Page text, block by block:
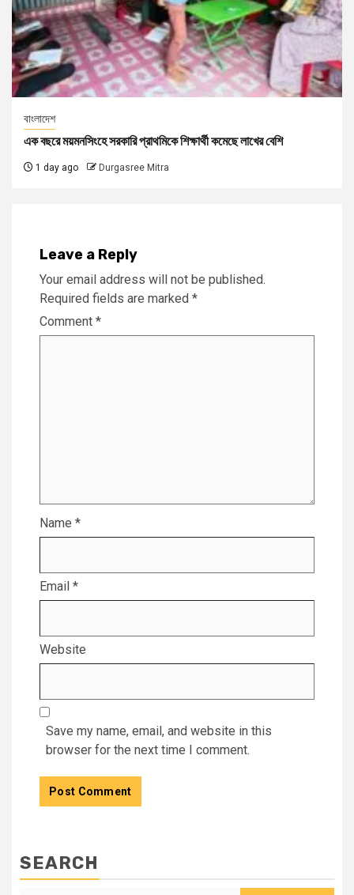
বাংলাদেশ
এক বছরে ময়মনসিংহে সরকারি প্রাথমিকে শিক্ষার্থী কমেছে লাখের বেশি
1 day ago Durgasree Mitra
Leave a Reply
Your email address will not be published.
Required fields are marked *
Comment *
Name *
Email *
Website
Save my name, email, and website in this
browser for the next time I comment.
SEARCH